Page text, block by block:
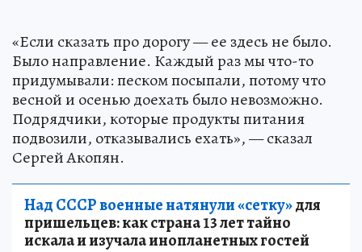
«Если сказать про дорогу — ее здесь не было.
Было направление. Каждый раз мы что-то
придумывали: песком посыпали, потому что
весной и осенью доехать было невозможно.
Подрядчики, которые продукты питания
подвозили, отказывались ехать», — сказал
Сергей Акопян.
Над СССР военные натянули «сетку»для
пришельцев: как страна 13 лет тайно
искала и изучала инопланетных гостей